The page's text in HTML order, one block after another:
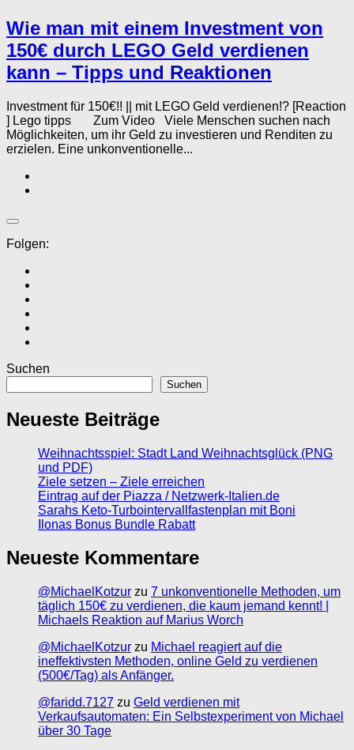
Wie man mit einem Investment von
150€ durch LEGO Geld verdienen
kann – Tipps und Reaktionen
Investment für 150€!! || mit LEGO Geld verdienen!? [Reaction
] Lego tipps Zum Video Viele Menschen suchen nach
Möglichkeiten, um ihr Geld zu investieren und Renditen zu
erzielen. Eine unkonventionelle...
Folgen:
Suchen
Suchen
Neueste Beiträge
Weihnachtsspiel: Stadt Land Weihnachtsglück (PNG
und PDF)
Ziele setzen – Ziele erreichen
Eintrag auf der Piazza / Netzwerk-Italien.de
Sarahs Keto-Turbointervallfastenplan mit Boni
Ilonas Bonus Bundle Rabatt
Neueste Kommentare
@MichaelKotzur zu 7 unkonventionelle Methoden, um
täglich 150€ zu verdienen, die kaum jemand kennt! |
Michaels Reaktion auf Marius Worch
@MichaelKotzur zu Michael reagiert auf die
ineffektivsten Methoden, online Geld zu verdienen
(500€/Tag) als Anfänger.
@faridd.7127 zu Geld verdienen mit
Verkaufsautomaten: Ein Selbstexperiment von Michael
über 30 Tage